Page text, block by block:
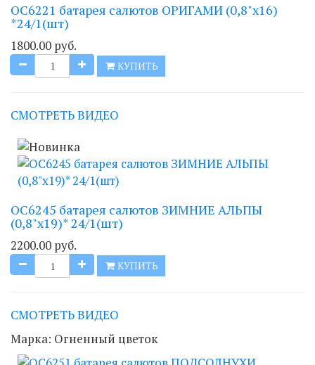
ОС6221 батарея салютов ОРИГАМИ (0,8"х16)
*24/1(шт)
1800.00 руб.
КУПИТЬ
СМОТРЕТЬ ВИДЕО
ОС6245 батарея салютов ЗИМНИЕ АЛЬПЫ
(0,8"х19)* 24/1(шт)
2200.00 руб.
КУПИТЬ
СМОТРЕТЬ ВИДЕО
Марка: Огненный цветок